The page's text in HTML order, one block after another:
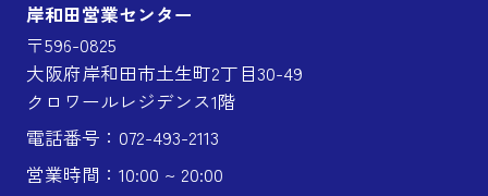
岸和田営業センター
〒596-0825
大阪府岸和田市土生町2丁目30-49
クロワールレジデンス1階
電話番号：072-493-2113
営業時間：10:00 ~ 20:00